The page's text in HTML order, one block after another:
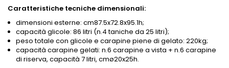
Caratteristiche tecniche dimensionali:
dimensioni esterne: cm87.5x72.8x95.1h;
capacità glicole: 86 litri (n.4 taniche da 25 litri);
peso totale con glicole e carapine piene di gelato: 220kg;
capacità carapine gelati: n.6 carapine a vista + n.6 carapine
di riserva, capacità 7 litri, cmø20x25h.